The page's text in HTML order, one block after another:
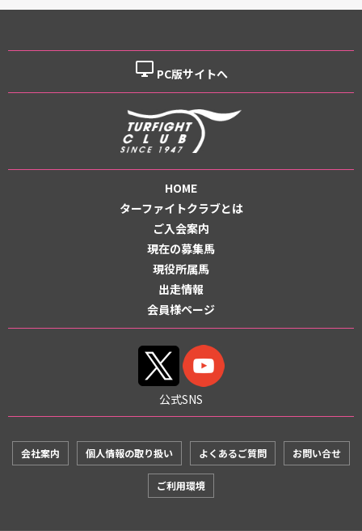
desktop_windows PC版サイトへ
HOME
ターファイトクラブとは
ご入会案内
現在の募集馬
現役所属馬
出走情報
会員様ページ
公式SNS
会社案内 個人情報の取り扱い よくあるご質問 お問い合せ
ご利用環境